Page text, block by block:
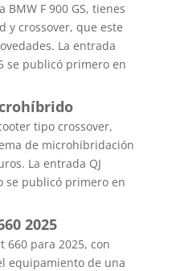
F 900 GS, tienes
y crossover, que este
La entrada
se publicó primero en
tipo crossover,
de microhibridación
La entrada QJ
se publicó primero en
2025
660 para 2025, con
equipamiento de una